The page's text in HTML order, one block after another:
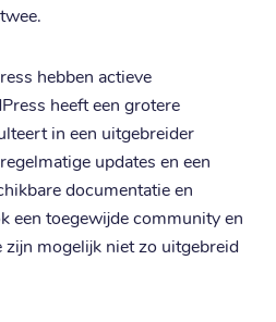
hebben actieve
heeft een grotere
in een uitgebreider
updates en een
documentatie en
een toegewijde community en
zijn mogelijk niet zo uitgebreid